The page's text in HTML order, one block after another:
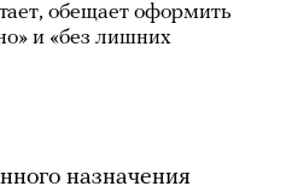
обещает оформить
и «без лишних
назначения